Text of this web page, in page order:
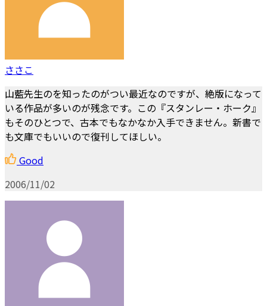
ささこ
山藍先生のを知ったのがつい最近なのですが、絶版になって
いる作品が多いのが残念です。この『スタンレー・ホーク』
もそのひとつで、古本でもなかなか入手できません。新書で
も文庫でもいいので復刊してほしい。
Good
2006/11/02